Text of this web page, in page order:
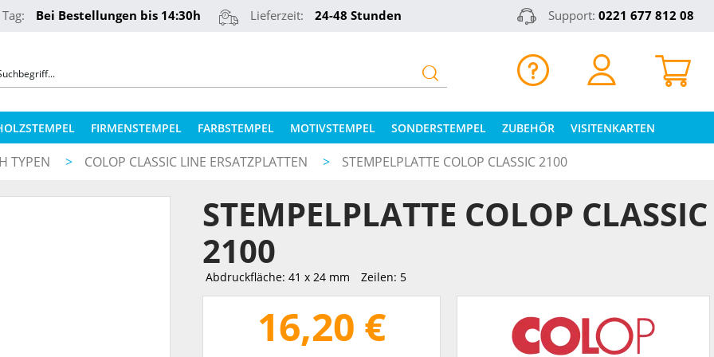
Bei Bestellungen bis 14:30h Lieferzeit: 24-48 Stunden Support: 0221 677 812 08
FIRMENSTEMPEL FARBSTEMPEL MOTIVSTEMPEL SONDERSTEMPEL ZUBEHÖR
COLOP STEMPELKISSEN
ERSATZPLATTEN NACH TYPEN
ERSATZPLATTEN NACH GRÖSSE
STEMPELKISSEN FÜR HOLZSTEMPEL
VISITENKARTEN
TYPEN > COLOP CLASSIC LINE ERSATZPLATTEN > STEMPELPLATTE COLOP CLASSIC 2100
STEMPELPLATTE COLOP CLASSIC
2100
Abdruckfläche: 41 x 24 mm Zeilen: 5
16,20 €